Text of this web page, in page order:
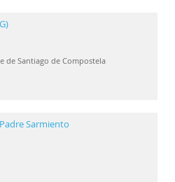
de Santiago de Compostela
Sarmiento